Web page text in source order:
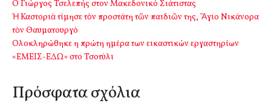
Ο Γιώργος Τσελεπής στον Μακεδονικό Σιάτιστας
Ἡ Καστοριὰ τίμησε τὸν προστάτη τῶν παιδιῶν της, Ἅγιο Νικάνορα
τὸν Θαυματουργό
Ολοκληρώθηκε η πρώτη ημέρα των εικαστικών εργαστηρίων
«ΕΜΕΙΣ-ΕΔΩ» στο Τσοτύλι
Πρόσφατα σχόλια